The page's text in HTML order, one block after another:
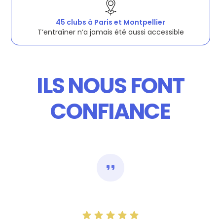
45 clubs à Paris et Montpellier
T’entraîner n’a jamais été aussi accessible
ILS NOUS FONT
CONFIANCE